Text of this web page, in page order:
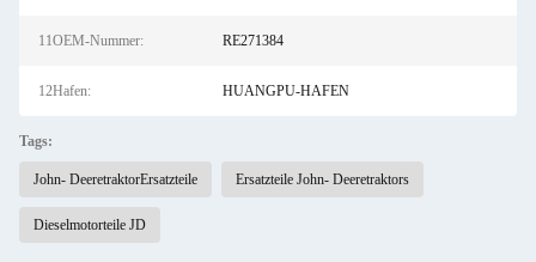
11OEM-Nummer: RE271384
12Hafen: HUANGPU-HAFEN
Tags:
John- DeeretraktorErsatzteile Ersatzteile John- Deeretraktors
Dieselmotorteile JD